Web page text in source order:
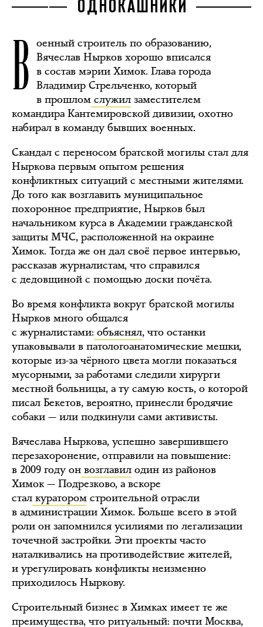
ОДНОКАШНИКИ
В оенный строитель по образованию,
Вячеслав Нырков хорошо вписался
в состав мэрии Химок. Глава города
Владимир Стрельченко, который
в прошлом служил заместителем
командира Кантемировской дивизии, охотно
набирал в команду бывших военных.
Скандал с переносом братской могилы стал для
Ныркова первым опытом решения
конфликтных ситуаций с местными жителями.
До того как возглавить муниципальное
похоронное предприятие, Нырков был
начальником курса в Академии гражданской
защиты МЧС, расположенной на окраине
Химок. Тогда же он дал своё первое интервью,
рассказав журналистам, что справился
с дедовщиной с помощью доски почёта.
Во время конфликта вокруг братской могилы
Нырков много общался
с журналистами: объяснял, что останки
упаковывали в патологоанатомические мешки,
которые из-за чёрного цвета могли показаться
мусорными, за работами следили хирурги
местной больницы, а ту самую кость, о которой
писал Бекетов, вероятно, принесли бродячие
собаки — или подкинули сами активисты.
Вячеслава Ныркова, успешно завершившего
перезахоронение, отправили на повышение:
в 2009 году он возглавил один из районов
Химок — Подрезково, а вскоре
стал куратором строительной отрасли
в администрации Химок. Больше всего в этой
роли он запомнился усилиями по легализации
точечной застройки. Эти проекты часто
наталкивались на противодействие жителей,
и урегулировать конфликты неизменно
приходилось Ныркову.
Строительный бизнес в Химках имеет те же
преимущества, что ритуальный: почти Москва,